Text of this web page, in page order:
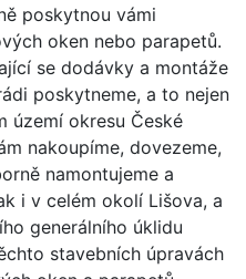
poskytnou vámi
oken nebo parapetů.
se dodávky a montáže
poskytneme, a to nejen
území okresu České
nakoupíme, dovezeme,
namontujeme a
i v celém okolí Lišova, a
generálního úklidu
stavebních úpravách